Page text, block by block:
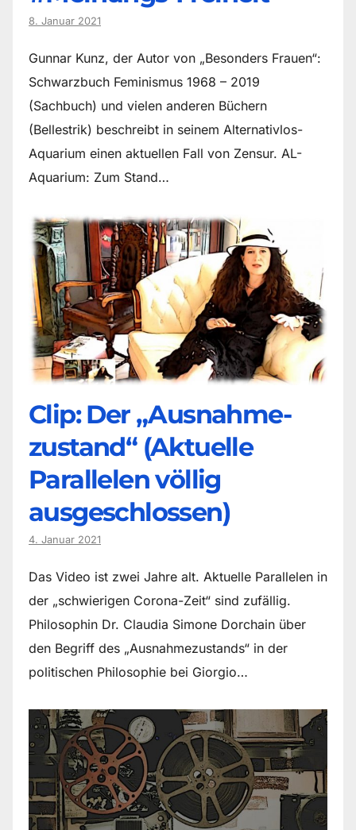
8. Januar 2021
Gunnar Kunz, der Autor von „Besonders Frauen“:
Schwarzbuch Feminismus 1968 – 2019
(Sachbuch) und vielen anderen Büchern
(Bellestrik) beschreibt in seinem Alternativlos-
Aquarium einen aktuellen Fall von Zensur. AL-
Aquarium: Zum Stand…
Clip: Der „Ausnahme-
zustand“ (Aktuelle
Parallelen völlig
ausgeschlossen)
4. Januar 2021
Das Video ist zwei Jahre alt. Aktuelle Parallelen in
der „schwierigen Corona-Zeit“ sind zufällig.
Philosophin Dr. Claudia Simone Dorchain über
den Begriff des „Ausnahmezustands“ in der
politischen Philosophie bei Giorgio…